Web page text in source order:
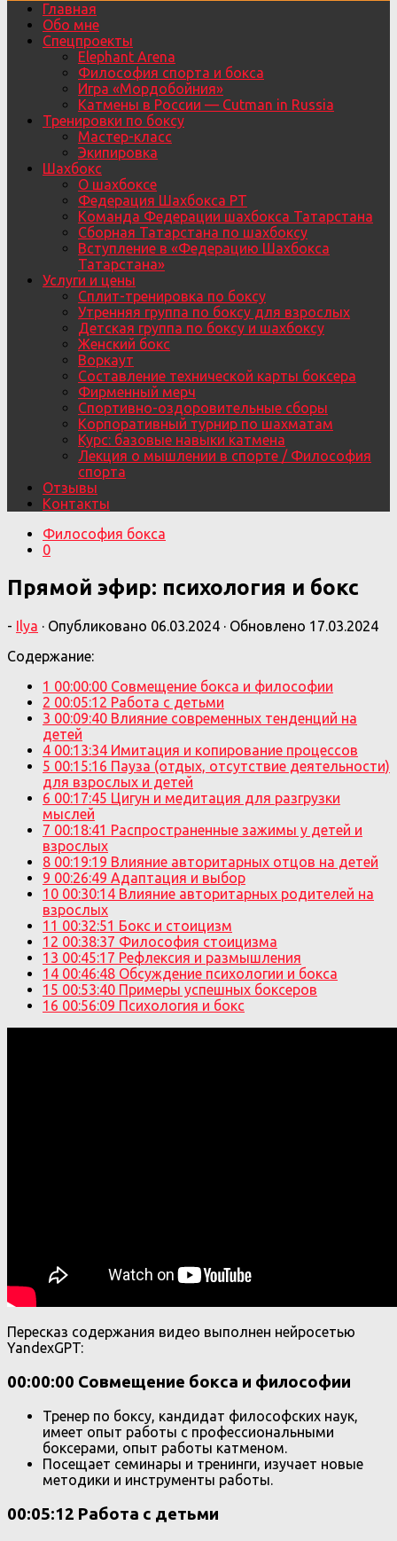
Главная
Обо мне
Спецпроекты
Elephant Arena
Философия спорта и бокса
Игра «Мордобойния»
Катмены в России — Cutman in Russia
Тренировки по боксу
Мастер-класс
Экипировка
Шахбокс
О шахбоксе
Федерация Шахбокса РТ
Команда Федерации шахбокса Татарстана
Сборная Татарстана по шахбоксу
Вступление в «Федерацию Шахбокса
Татарстана»
Услуги и цены
Сплит-тренировка по боксу
Утренняя группа по боксу для взрослых
Детская группа по боксу и шахбоксу
Женский бокс
Воркаут
Составление технической карты боксера
Фирменный мерч
Спортивно-оздоровительные сборы
Корпоративный турнир по шахматам
Курс: базовые навыки катмена
Лекция о мышлении в спорте / Философия
спорта
Отзывы
Контакты
Философия бокса
0
Прямой эфир: психология и бокс
- Ilya · Опубликовано 06.03.2024 · Обновлено 17.03.2024
Содержание:
1 00:00:00 Совмещение бокса и философии
2 00:05:12 Работа с детьми
3 00:09:40 Влияние современных тенденций на
детей
4 00:13:34 Имитация и копирование процессов
5 00:15:16 Пауза (отдых, отсутствие деятельности)
для взрослых и детей
6 00:17:45 Цигун и медитация для разгрузки
мыслей
7 00:18:41 Распространенные зажимы у детей и
взрослых
8 00:19:19 Влияние авторитарных отцов на детей
9 00:26:49 Адаптация и выбор
10 00:30:14 Влияние авторитарных родителей на
взрослых
11 00:32:51 Бокс и стоицизм
12 00:38:37 Философия стоицизма
13 00:45:17 Рефлексия и размышления
14 00:46:48 Обсуждение психологии и бокса
15 00:53:40 Примеры успешных боксеров
16 00:56:09 Психология и бокс
Пересказ содержания видео выполнен нейросетью
YandexGPT:
00:00:00 Совмещение бокса и философии
Тренер по боксу, кандидат философских наук,
имеет опыт работы с профессиональными
боксерами, опыт работы катменом.
Посещает семинары и тренинги, изучает новые
методики и инструменты работы.
00:05:12 Работа с детьми